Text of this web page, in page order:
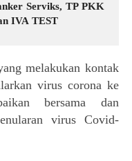
Serviks, TP PKK
IVA TEST
melakukan kontak
virus corona ke
bersama dan
virus Covid-